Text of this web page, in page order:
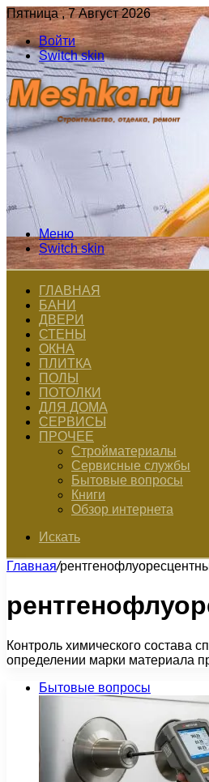
Пятница , 7 Август 2026
Войти
Switch skin
Меню
Switch skin
ГЛАВНАЯ
БАНИ
ДВЕРИ
СТЕНЫ
ОКНА
ПЛИТКА
ПОЛЫ
ПОТОЛКИ
ДЛЯ ДОМА
СЕРВИСЫ
ПРОЧЕЕ
Стройматериалы
Сервисные службы
Бытовые вопросы
Книги
Обзор интернета
Искать
Главная/
Контроль химического состава
определении марки материала
Бытовые вопросы